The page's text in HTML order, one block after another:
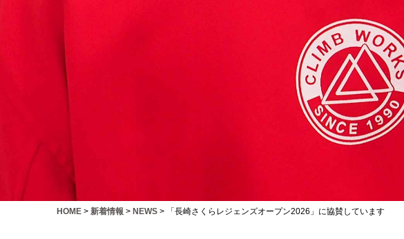
品質管理
ODM生産
切削加工から各種表面処理、ギ
ア加工や電子ビーム溶接など、
複数工程を要する製品にも一貫
HOME > 新着情報 > NEWS > 「長崎さくらレジェンズオープン2026」に協賛しています